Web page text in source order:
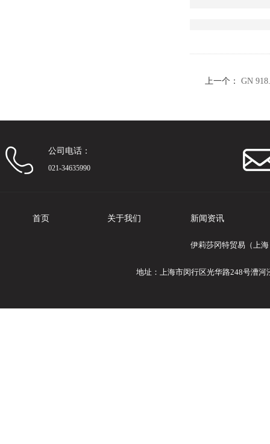
上一个： GN
公司电话：
021-34635990
首页 关于我们 新闻资讯
伊莉莎冈特贸易（上
地址：上海市闵行区光华路248号漕